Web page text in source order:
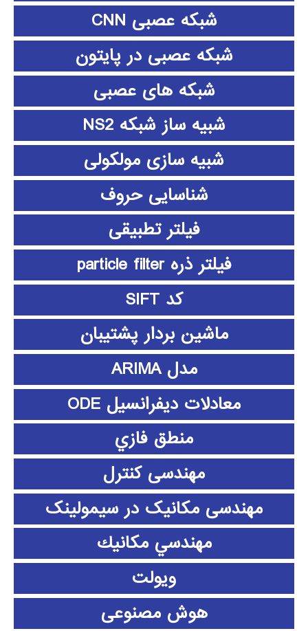
شبکه عصبی CNN
شبکه عصبی در پایتون
شبکه های عصبی
شبیه ساز شبکه NS2
شبیه سازی مولکولی
شناسایی حروف
فیلتر تطبیقی
فیلتر ذره particle filter
کد SIFT
ماشین بردار پشتیبان
مدل ARIMA
معادلات دیفرانسیل ODE
منطق فازي
مهندسی کنترل
مهندسی مکانیک در سیمولینک
مهندسي مكانيك
ویولت
هوش مصنوعی